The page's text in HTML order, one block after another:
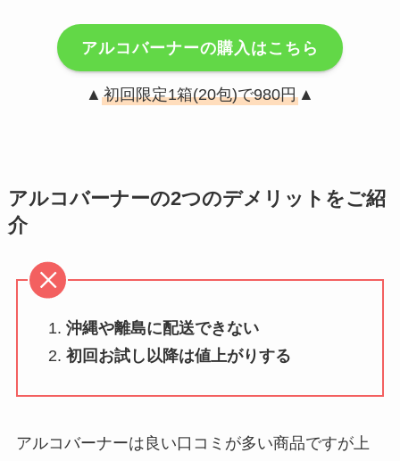
アルコバーナーの購入はこちら
▲ 初回限定1箱(20包)で980円 ▲
アルコバーナーの2つのデメリットをご紹
介
沖縄や離島に配送できない
初回お試し以降は値上がりする
アルコバーナーは良い口コミが多い商品ですが上